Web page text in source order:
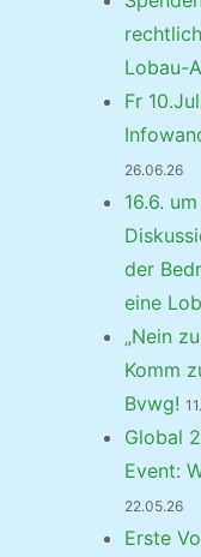
Lobau-
Fr
26.06.26
16.6.
der
eine
„Nein
Komm
Bvwg!
Global
Event:
22.05.26
Erste